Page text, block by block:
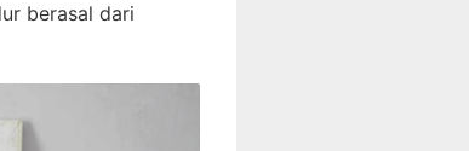
berasal dari